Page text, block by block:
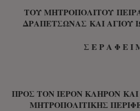
ΤΟΥ ΜΗΤΡΟΠΟΛΙΤΟΥ
ΔΡΑΠΕΤΣΩΝΑΣ ΚΑΙ ΑΓΙΟΥ
Σ Ε Ρ Α Φ Ε Ι
ΠΡΟΣ ΤΟΝ ΙΕΡΟΝ ΚΛΗΡΟΝ
ΜΗΤΡΟΠΟΛΙΤΙΚΗΣ